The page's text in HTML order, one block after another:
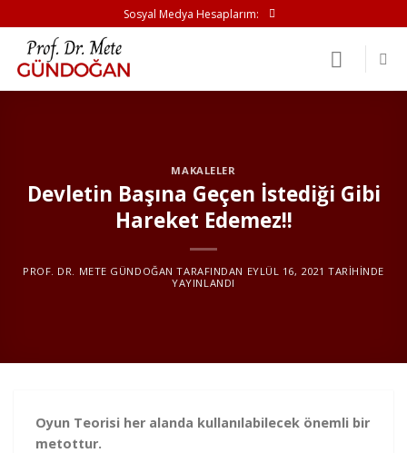
atla
Sosyal Medya Hesaplarım:
MAKALELER
Devletin Başına Geçen İstediği Gibi
Hareket Edemez!!
PROF. DR. METE GÜNDOĞAN TARAFINDAN EYLÜL 16, 2021 TARIHINDE
YAYINLANDI
Oyun Teorisi her alanda kullanılabilecek önemli bir
metottur.